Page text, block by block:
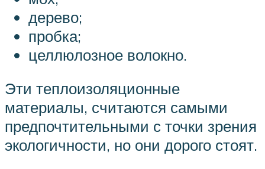
дерево;
пробка;
целлюлозное волокно.
Эти теплоизоляционные
материалы, считаются самыми
предпочтительными с точки зрения
экологичности, но они дорого стоят.